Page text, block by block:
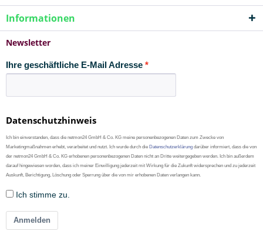
Informationen
Newsletter
Ihre geschäftliche E-Mail Adresse
Datenschutzhinweis
Ich bin einverstanden, dass die netmon24 GmbH & Co. KG meine personenbezogenen Daten zum Zwecke von
Marketingmaßnahmen erhebt, verarbeitet und nutzt. Ich wurde durch die Datenschutzerklärung darüber informiert, dass die von
der netmon24 GmbH & Co. KG erhobenen personenbezogenen Daten nicht an Dritte weitergegeben werden. Ich bin außerdem
darauf hingewiesen worden, dass ich meiner Einwilligung jederzeit mit Wirkung für die Zukunft widersprechen und zu jederzeit
Auskunft, Berichtigung, Löschung oder Sperrung über die von mir erhobenen Daten verlangen kann.
Ich stimme zu.
Anmelden